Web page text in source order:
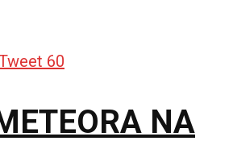
60
NA